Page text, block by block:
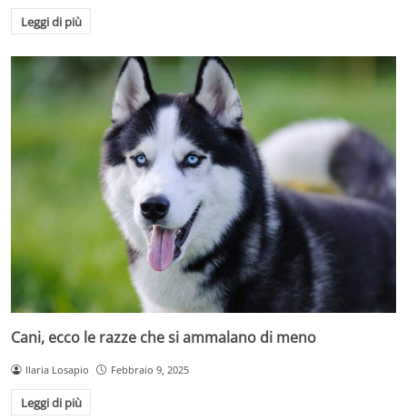
Leggi di più
Cani, ecco le razze che si ammalano di meno
Ilaria Losapio Febbraio 9, 2025
Leggi di più